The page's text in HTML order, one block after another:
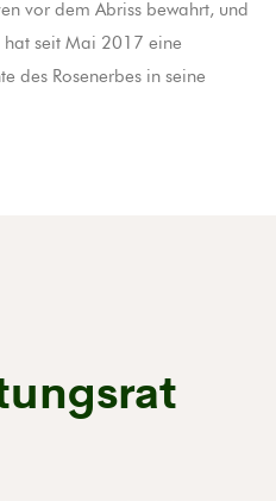
vor dem Abriss bewahrt, und
seit Mai 2017 eine
des Rosenerbes in seine